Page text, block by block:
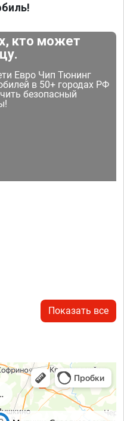
кто может
Евро Чип Тюнинг
в 50+ городах РФ
безопасный
Показать все